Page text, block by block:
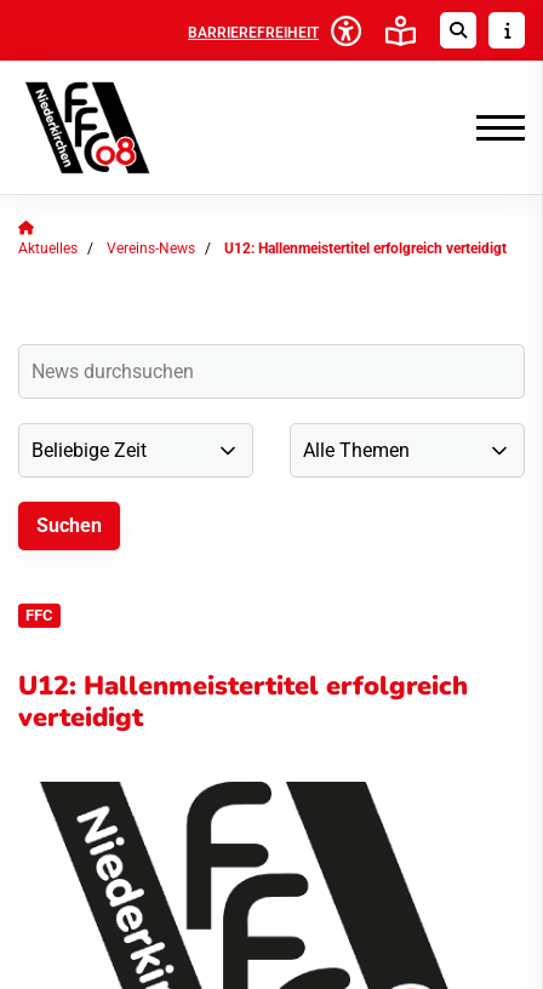
BARRIEREFREIHEIT
Aktuelles Vereins-News U12: Hallenmeistertitel erfolgreich verteidigt
FFC
U12: Hallenmeistertitel erfolgreich
verteidigt